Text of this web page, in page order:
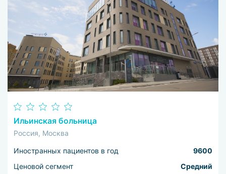
Ильинская больница
Россия, Москва
Иностранных пациентов в год
9600
Ценовой сегмент
Средний